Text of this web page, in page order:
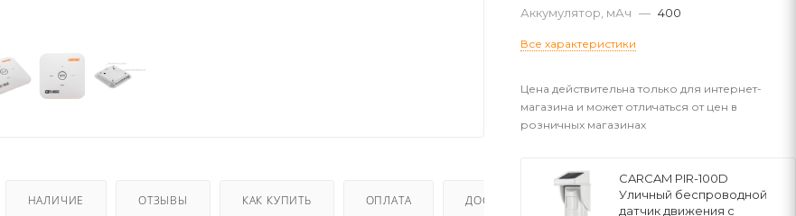
НАЛИЧИЕ ОТЗЫВЫ КАК КУПИТЬ ОПЛАТА ДОСТАВКА
Аккумулятор, мАч — 400
Все характеристики
Цена действительна только для интернет-
магазина и может отличаться от цен в
розничных магазинах
CARCAM PIR-100D
Уличный беспроводной
датчик движения с